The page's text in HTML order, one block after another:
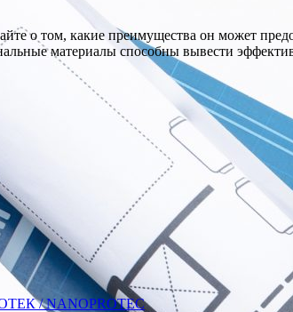
о том, какие преимущества он может
материалы способны вывести
/ NANOPROTEC